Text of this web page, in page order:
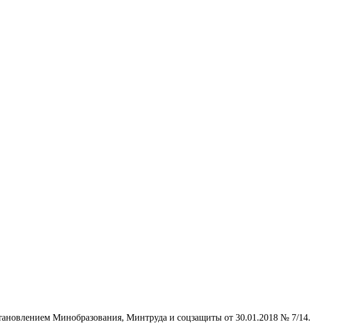
Минобразования, Минтруда и соцзащиты от 30.01.2018 № 7/14.